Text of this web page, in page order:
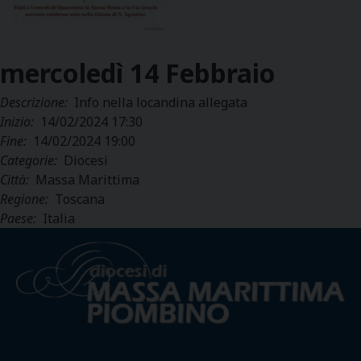
mercoledì 14 Febbraio
Descrizione: Info nella locandina allegata
Inizio: 14/02/2024 17:30
Fine: 14/02/2024 19:00
Categorie: Diocesi
Città: Massa Marittima
Regione: Toscana
Paese: Italia